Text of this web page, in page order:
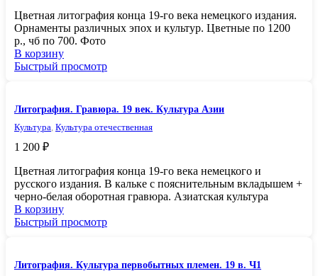
Цветная литография конца 19-го века немецкого издания.
Орнаменты различных эпох и культур. Цветные по 1200
р., чб по 700. Фото
В корзину
Быстрый просмотр
Литография. Гравюра. 19 век. Культура Азии
Культура Культура отечественная
1 200 ₽
Цветная литография конца 19-го века немецкого и
русского издания. В кальке с пояснительным вкладышем +
черно-белая оборотная гравюра. Азиатская культура
В корзину
Быстрый просмотр
Литография. Культура первобытных племен. 19 в. Ч1